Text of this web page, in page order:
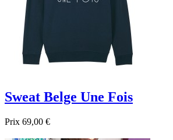
Sweat Belge Une Fois
Prix 69,00 €